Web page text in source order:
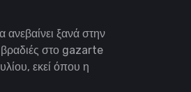
ξανά στην
στο gazarte
εκεί όπου η